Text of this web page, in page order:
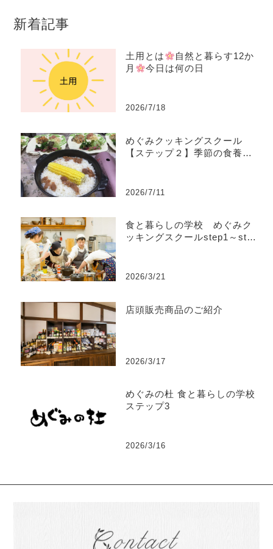
新着記事
土用とは
自然と暮らす12か
月
今日は何の日
2026/7/18
めぐみクッキングスクール
【ステップ２】季節の食養生
2026/7/11
食と暮らしの学校 めぐみク
ッキングスクールstep1～step
2026/3/21
店頭販売商品のご紹介
2026/3/17
めぐみの杜 食と暮らしの学校
ステップ3
2026/3/16